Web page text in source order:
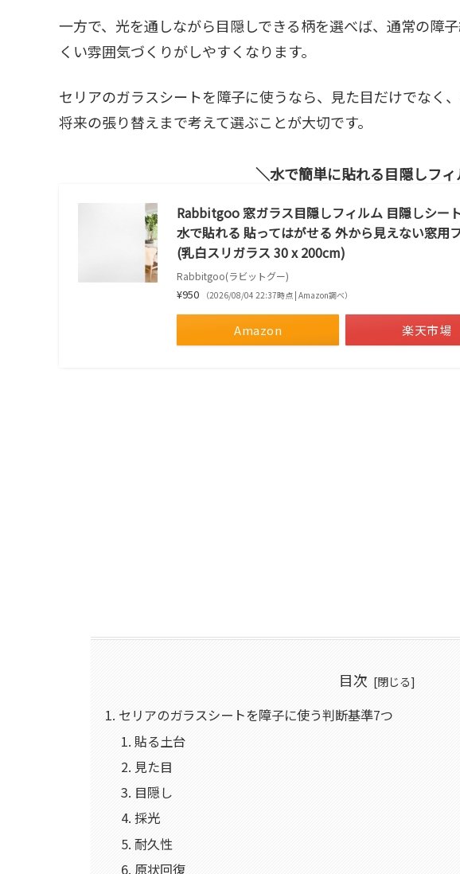
一方で、光を通しながら目隠しできる柄を選べば、通常の障
くい雰囲気づくりがしやすくなります。
セリアのガラスシートを障子に使うなら、見た目だけでなく
将来の張り替えまで考えて選ぶことが大切です。
水で簡単に貼れる目隠しフ
Rabbitgoo 窓ガラス目隠しフィルム 目隠しシー
水で貼れる 貼ってはがせる 外から見えない窓用
(乳白スリガラス 30 x 200cm)
Rabbitgoo(ラビットグー)
¥950 （2026/08/04 22:37時点 | Amazon調べ）
Amazon 楽天市場
目次
セリアのガラスシートを障子に使う判断基準7つ
貼る土台
見た目
目隠し
採光
耐久性
原状回復